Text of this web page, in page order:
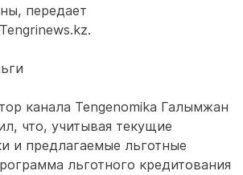
передает
канала Tengenomika Галымжан
что, учитывая текущие
и предлагаемые льготные
льготного кредитования